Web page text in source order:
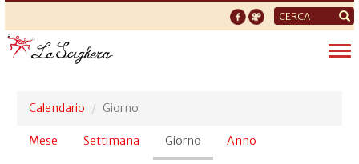
Form
di
ricerca
Calendario Giorno
Schede
Mese Settimana Giorno (scheda
attiva)
Anno